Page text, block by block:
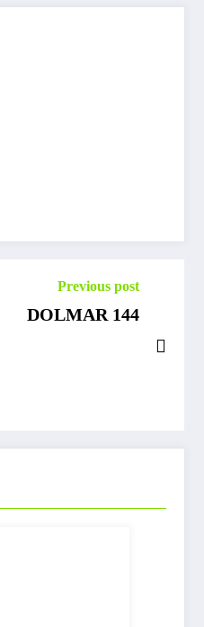
Previous post
DOLMAR 144